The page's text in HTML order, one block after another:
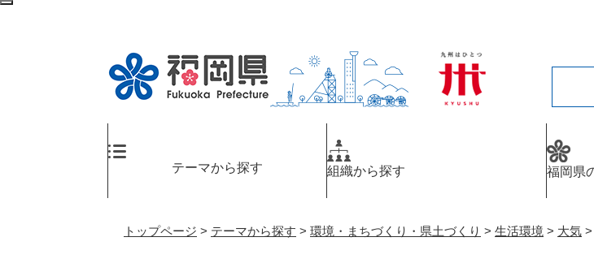
ペ
テーマから探す 組織から探す 福岡県
トップページ > テーマから探す > 環境・まちづくり・県土づくり > 生活環境 > 大気 >